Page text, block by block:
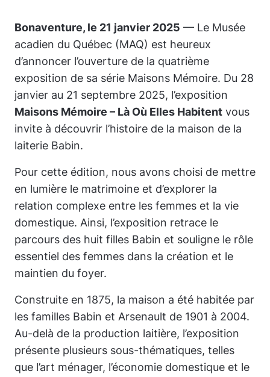
Bonaventure, le 21 janvier 2025 — Le Musée
acadien du Québec (MAQ) est heureux
d’annoncer l’ouverture de la quatrième
exposition de sa série Maisons Mémoire. Du 28
janvier au 21 septembre 2025, l’exposition
Maisons Mémoire – Là Où Elles Habitent vous
invite à découvrir l’histoire de la maison de la
laiterie Babin.
Pour cette édition, nous avons choisi de mettre
en lumière le matrimoine et d’explorer la
relation complexe entre les femmes et la vie
domestique. Ainsi, l’exposition retrace le
parcours des huit filles Babin et souligne le rôle
essentiel des femmes dans la création et le
maintien du foyer.
Construite en 1875, la maison a été habitée par
les familles Babin et Arsenault de 1901 à 2004.
Au-delà de la production laitière, l’exposition
présente plusieurs sous-thématiques, telles
que l’art ménager, l’économie domestique et le